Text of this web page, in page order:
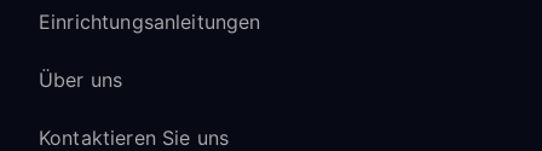
Einrichtungsanleitungen
Über uns
Kontaktieren Sie uns